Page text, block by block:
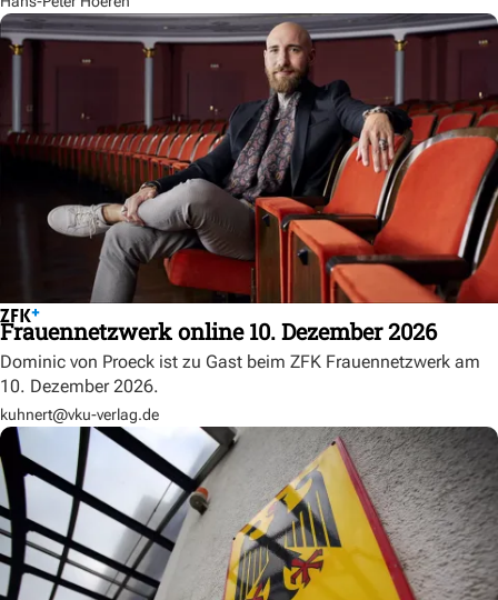
Frauennetzwerk online 10. Dezember 2026
Dominic von Proeck ist zu Gast beim ZFK Frauennetzwerk am
10. Dezember 2026.
kuhnert@vku-verlag.de